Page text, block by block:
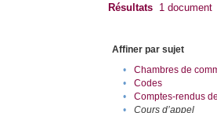
Résultats 1 document
Affiner par sujet
•
Chambres de
•
Codes
•
Comptes-rendus
•
Cours d’appel